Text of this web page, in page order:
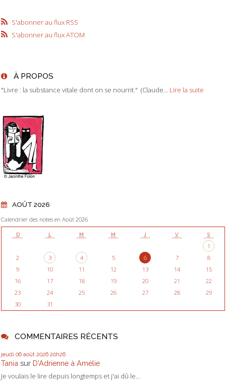
S'abonner au flux RSS
S'abonner au flux ATOM
À PROPOS
"Livre : la substance vitale dont on se nourrit." (Claude... Lire la suite
AOÛT 2026
Calendrier des notes en Août 2026
D L M M J V S
1
2
3 4 5 6 7
8
9
10 11 12 13 14
15
16
17 18 19 20 21
22
23
24 25 26 27 28
29
30
31
COMMENTAIRES RÉCENTS
jeudi 06 août 2026 20h26
Tania sur D'Adrienne à Amélie
Je voulais le lire depuis longtemps et j'ai dû le...